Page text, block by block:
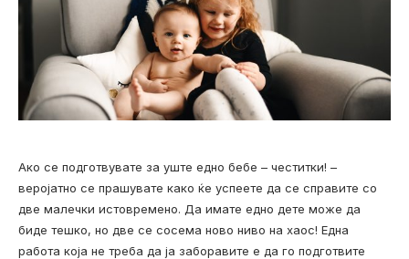
Ако се подготвувате за уште едно бебе – честитки! –
веројатно се прашувате како ќе успеете да се справите со
две малечки истовремено. Да имате едно дете може да
биде тешко, но две се сосема ново ниво на хаос! Една
работа која не треба да ја заборавите е да го подготвите